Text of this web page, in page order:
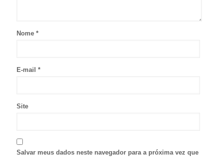
Nome *
E-mail *
Site
Salvar meus dados neste navegador para a próxima vez que